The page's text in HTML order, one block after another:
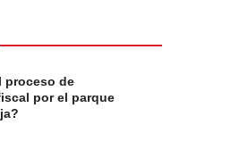
proceso de
por el parque